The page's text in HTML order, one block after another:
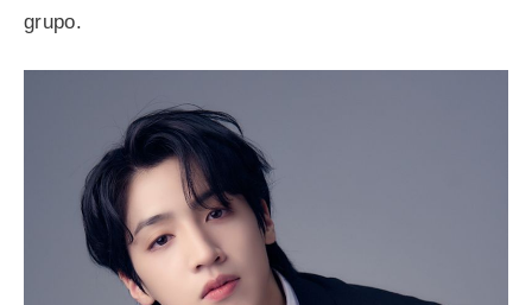
grupo.